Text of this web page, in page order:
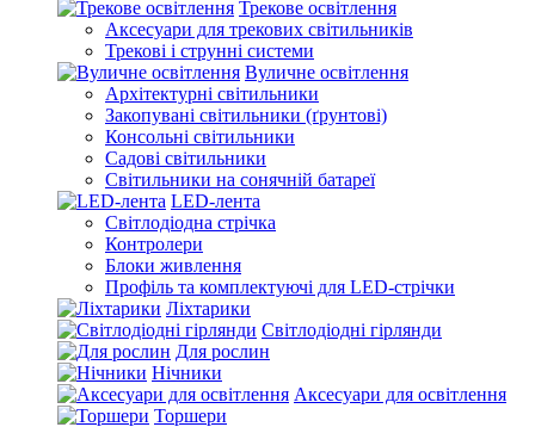
Трекове освітлення
Аксесуари для трекових світильників
Трекові і струнні системи
Вуличне освітлення
Архітектурні світильники
Закопувані світильники (ґрунтові)
Консольні світильники
Садові світильники
Світильники на сонячній батареї
LED-лента
Світлодіодна стрічка
Контролери
Блоки живлення
Профіль та комплектуючі для LED-стрічки
Ліхтарики
Світлодіодні гірлянди
Для рослин
Нічники
Аксесуари для освітлення
Торшери